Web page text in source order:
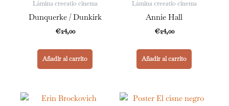
Lámina creeatio cinema
Dunquerke / Dunkirk
€24,00
Añadir al carrito
Lámina creeatio cinema
Annie Hall
€24,00
Añadir al carrito